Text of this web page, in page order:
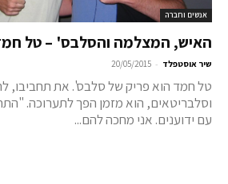
אנשים וחברה
האיש, המצלמה והסלבס' – טל
שיר אוסטפלד -
20/05/2015
טל חמד הוא פריק של סלבס'. את תחביבו,
וסלבריטאים, הוא מזמן הפך לתערוכה.
עם ידוענים. אני מחכה להם...